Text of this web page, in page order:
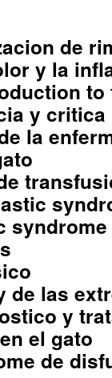
de
y la
y
la
syndrome
de las
y
el gato
de